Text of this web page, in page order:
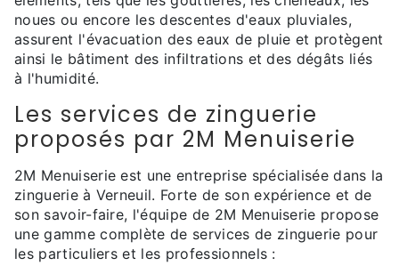
noues ou encore les descentes d'eaux pluviales,
assurent l'évacuation des eaux de pluie et protègent
ainsi le bâtiment des infiltrations et des dégâts liés
à l'humidité.
Les services de zinguerie
proposés par 2M Menuiserie
2M Menuiserie est une entreprise spécialisée dans la
zinguerie à Verneuil. Forte de son expérience et de
son savoir-faire, l'équipe de 2M Menuiserie propose
une gamme complète de services de zinguerie pour
les particuliers et les professionnels :